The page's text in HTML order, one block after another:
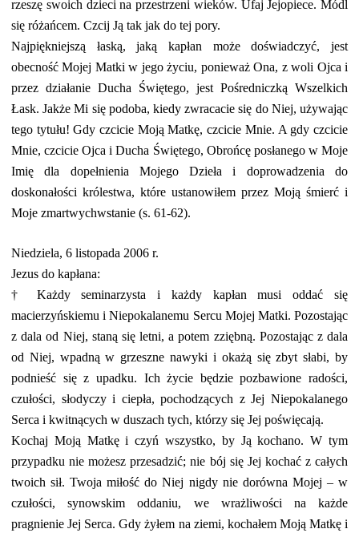
rzeszę swoich dzieci na przestrzeni wieków. Ufaj Jejopiece. Módl
się różańcem. Czcij Ją tak jak do tej pory.
Najpiękniejszą łaską, jaką kapłan może doświadczyć, jest
obecność Mojej Matki w jego życiu, ponieważ Ona, z woli Ojca i
przez działanie Ducha Świętego, jest Pośredniczką Wszelkich
Łask. Jakże Mi się podoba, kiedy zwracacie się do Niej, używając
tego tytułu! Gdy czcicie Moją Matkę, czcicie Mnie. A gdy czcicie
Mnie, czcicie Ojca i Ducha Świętego, Obrońcę posłanego w Moje
Imię dla dopełnienia Mojego Dzieła i doprowadzenia do
doskonałości królestwa, które ustanowiłem przez Moją śmierć i
Moje zmartwychwstanie (s. 61-62).
Niedziela, 6 listopada 2006 r.
Jezus do kapłana:
† Każdy seminarzysta i każdy kapłan musi oddać się
macierzyńskiemu i Niepokalanemu Sercu Mojej Matki. Pozostając
z dala od Niej, staną się letni, a potem zziębną. Pozostając z dala
od Niej, wpadną w grzeszne nawyki i okażą się zbyt słabi, by
podnieść się z upadku. Ich życie będzie pozbawione radości,
czułości, słodyczy i ciepła, pochodzących z Jej Niepokalanego
Serca i kwitnących w duszach tych, którzy się Jej poświęcają.
Kochaj Moją Matkę i czyń wszystko, by Ją kochano. W tym
przypadku nie możesz przesadzić; nie bój się Jej kochać z całych
twoich sił. Twoja miłość do Niej nigdy nie dorówna Mojej – w
czułości, synowskim oddaniu, we wrażliwości na każde
pragnienie Jej Serca. Gdy żyłem na ziemi, kochałem Moją Matkę i